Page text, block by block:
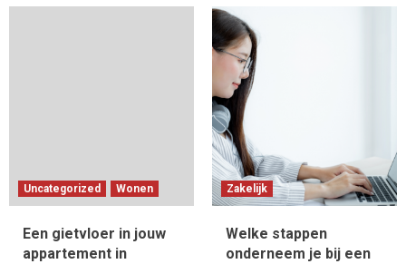
Uncategorized Wonen
Een gietvloer in jouw
appartement in
Zakelijk
Welke stappen
onderneem je bij een